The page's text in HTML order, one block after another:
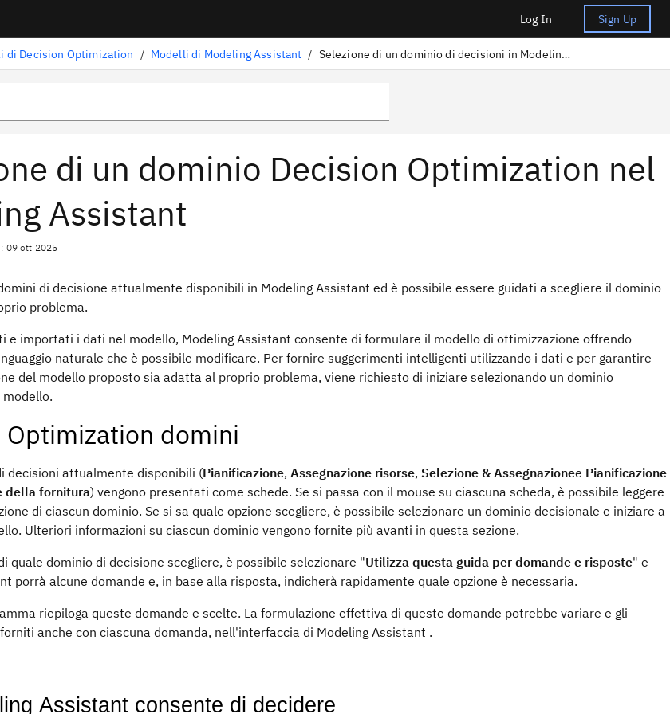
Log In Sign Up
di Decision Optimization / Modelli di Modeling Assistant / Selezione di un dominio di decisioni in Modeling Assistant
di un dominio Decision Optimization nel
Assistant
09 ott 2025
di decisione attualmente disponibili in Modeling Assistant ed è possibile essere guidati a scegliere il dominio
problema.
e importati i dati nel modello, Modeling Assistant consente di formulare il modello di ottimizzazione offrendo
naturale che è possibile modificare. Per fornire suggerimenti intelligenti utilizzando i dati e per garantire
del modello proposto sia adatta al proprio problema, viene richiesto di iniziare selezionando un dominio
modello.
Optimization domini
decisioni attualmente disponibili (Pianificazione, Assegnazione risorse, Selezione & Assegnazionee Pianificazione
della fornitura) vengono presentati come schede. Se si passa con il mouse su ciascuna scheda, è possibile leggere
di ciascun dominio. Se si sa quale opzione scegliere, è possibile selezionare un dominio decisionale e iniziare a
Ulteriori informazioni su ciascun dominio vengono fornite più avanti in questa sezione.
quale dominio di decisione scegliere, è possibile selezionare "Utilizza questa guida per domande e risposte" e
porrà alcune domande e, in base alla risposta, indicherà rapidamente quale opzione è necessaria.
riepiloga queste domande e scelte. La formulazione effettiva di queste domande potrebbe variare e gli
anche con ciascuna domanda, nell'interfaccia di Modeling Assistant .